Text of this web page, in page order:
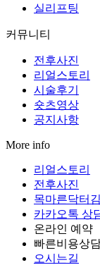
실리프팅
커뮤니티
전후사진
리얼스토리
시술후기
숏츠영상
공지사항
More info
리얼스토리
전후사진
목마른닥터
카카오톡 상
온라인 예약
빠른비용상
오시는길